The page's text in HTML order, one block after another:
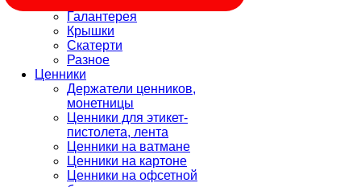
Галантерея
Крышки
Скатерти
Разное
Ценники
Держатели ценников,
монетницы
Ценники для этикет-
пистолета, лента
Ценники на ватмане
Ценники на картоне
Ценники на офсетной